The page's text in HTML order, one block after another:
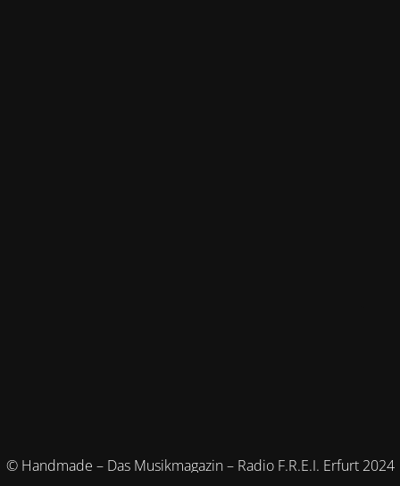
© Handmade – Das Musikmagazin – Radio F.R.E.I. Erfurt 2024